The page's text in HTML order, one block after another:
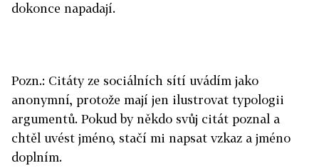
dokonce napadají.
Pozn.: Citáty ze sociálních sítí uvádím jako
anonymní, protože mají jen ilustrovat typologii
argumentů. Pokud by někdo svůj citát poznal a
chtěl uvést jméno, stačí mi napsat vzkaz a jméno
doplním.